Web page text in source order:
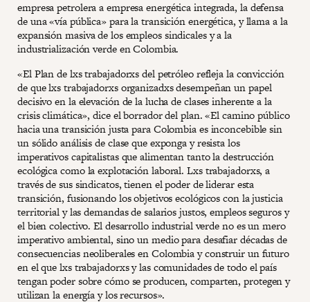
empresa petrolera a empresa energética integrada, la defensa
de una «vía pública» para la transición energética, y llama a la
expansión masiva de los empleos sindicales y a la
industrialización verde en Colombia.
«El Plan de lxs trabajadorxs del petróleo refleja la convicción
de que lxs trabajadorxs organizadxs desempeñan un papel
decisivo en la elevación de la lucha de clases inherente a la
crisis climática», dice el borrador del plan. «El camino público
hacia una transición justa para Colombia es inconcebible sin
un sólido análisis de clase que exponga y resista los
imperativos capitalistas que alimentan tanto la destrucción
ecológica como la explotación laboral. Lxs trabajadorxs, a
través de sus sindicatos, tienen el poder de liderar esta
transición, fusionando los objetivos ecológicos con la justicia
territorial y las demandas de salarios justos, empleos seguros y
el bien colectivo. El desarrollo industrial verde no es un mero
imperativo ambiental, sino un medio para desafiar décadas de
consecuencias neoliberales en Colombia y construir un futuro
en el que lxs trabajadorxs y las comunidades de todo el país
tengan poder sobre cómo se producen, comparten, protegen y
utilizan la energía y los recursos».